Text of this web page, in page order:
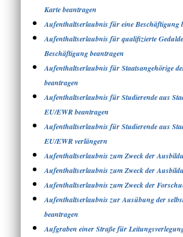
Karte beantragen
Aufenthaltserlaubnis für eine Beschäftigung
Aufenthaltserlaubnis für qualifizierte
Beschäftigung beantragen
Aufenthaltserlaubnis für Staatsangehörige
beantragen
Aufenthaltserlaubnis für Studierende aus
EU/EWR beantragen
Aufenthaltserlaubnis für Studierende aus
EU/EWR verlängern
Aufenthaltserlaubnis zum Zweck der
Aufenthaltserlaubnis zum Zweck der
Aufenthaltserlaubnis zum Zweck der
Aufenthaltserlaubnis zur Ausübung der
beantragen
Aufgraben einer Straße für